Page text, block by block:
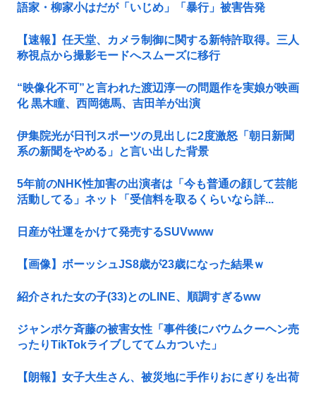
語家・柳家小はだが「いじめ」「暴行」被害告発
【速報】任天堂、カメラ制御に関する新特許取得。三人
称視点から撮影モードへスムーズに移行
“映像化不可”と言われた渡辺淳一の問題作を実娘が映画
化 黒木瞳、西岡徳馬、吉田羊が出演
伊集院光が日刊スポーツの見出しに2度激怒「朝日新聞
系の新聞をやめる」と言い出した背景
5年前のNHK性加害の出演者は「今も普通の顔して芸能
活動してる」ネット「受信料を取るくらいなら詳...
日産が社運をかけて発売するSUVwww
【画像】ボーッシュJS8歳が23歳になった結果ｗ
紹介された女の子(33)とのLINE、順調すぎるww
ジャンポケ斉藤の被害女性「事件後にバウムクーヘン売
ったりTikTokライブしててムカついた」
【朗報】女子大生さん、被災地に手作りおにぎりを出荷